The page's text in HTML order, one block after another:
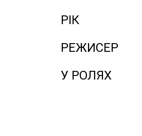
РІК
РЕЖИСЕР
У РОЛЯХ